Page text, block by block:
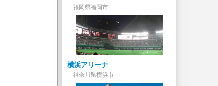
福岡県福岡市
横浜アリーナ
神奈川県横浜市